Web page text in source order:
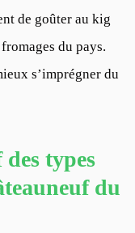
de goûter au kig
du pays.
s’imprégner du
types
du